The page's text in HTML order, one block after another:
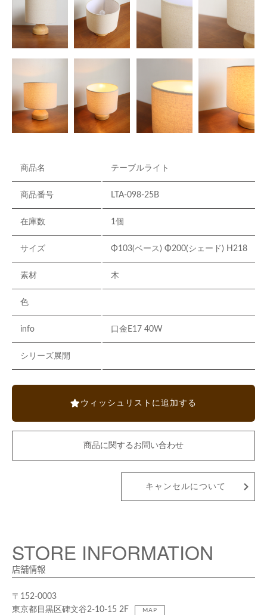
商品名 テーブルライト
商品番号 LTA-098-25B
在庫数 1個
サイズ Φ103(ベース) Φ200(シェード) H218
素材 木
色
info 口金E17 40W
シリーズ展開
ウィッシュリストに追加する
商品に関するお問い合わせ
キャンセルについて
STORE INFORMATION
店舗情報
〒152-0003
東京都目黒区碑文谷2-10-15 2F
MAP